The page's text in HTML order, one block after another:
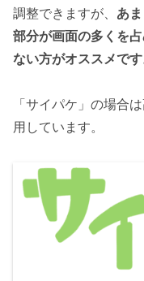
調整できますが、 あ
部分が画面の多くを
ない方がオススメです
「サイパケ」の場合
用しています。